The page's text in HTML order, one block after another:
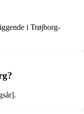
i Trøjborg-